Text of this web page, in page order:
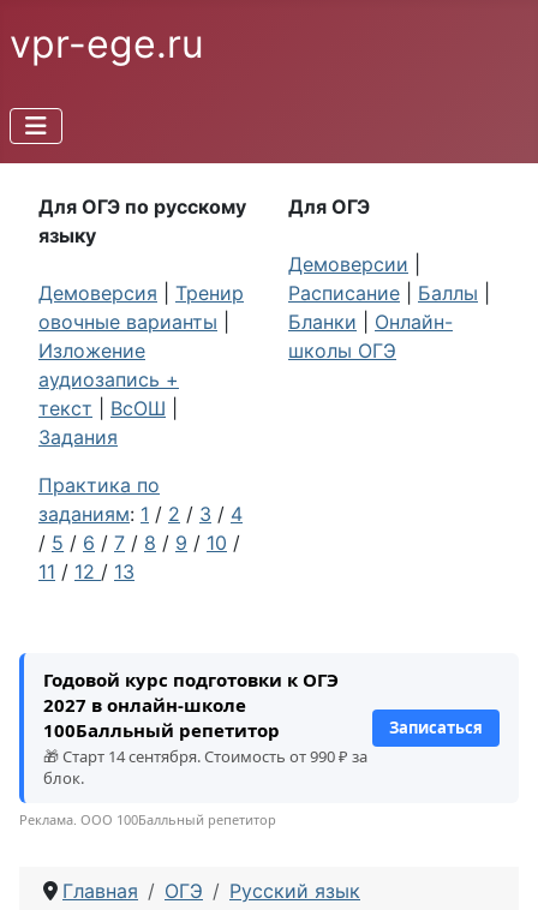
vpr-ege.ru
Для ОГЭ по русскому
языку
Демоверсия
Тренир
овочные варианты
Изложение
аудиозапись +
текст
ВсОШ
Задания
Практика по
заданиям: 1 / 2 / 3 / 4
/ 5 / 6 / 7 / 8 / 9 / 10 /
11 / 12 / 13
Для ОГЭ
Демоверсии
Расписание
Баллы
Бланки
Онлайн-
школы ОГЭ
Годовой курс подготовки к ОГЭ
2027 в онлайн-школе
100Балльный репетитор
🎁 Старт 14 сентября. Стоимость от 990 ₽ за
блок.
Записаться
Реклама. ООО 100Балльный репетитор
Главная ОГЭ Русский язык